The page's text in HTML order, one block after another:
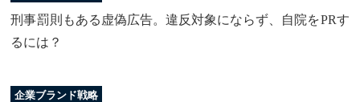
刑事罰則もある虚偽広告。違反対象にならず、自院をPRす
るには？
企業ブランド戦略